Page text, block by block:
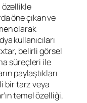
özellikle
öne çıkan ve
olarak
kullanıcıları
belirli görsel
süreçleri ile
paylaştıkları
bir tarz veya
temel özelliği,